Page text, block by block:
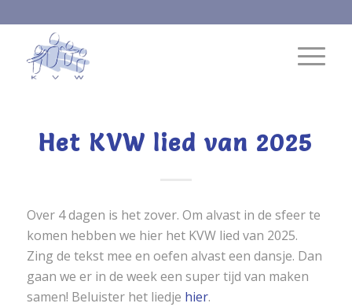
Het KVW lied van 2025
Over 4 dagen is het zover. Om alvast in de sfeer te
komen hebben we hier het KVW lied van 2025.
Zing de tekst mee en oefen alvast een dansje. Dan
gaan we er in de week een super tijd van maken
samen! Beluister het liedje hier.